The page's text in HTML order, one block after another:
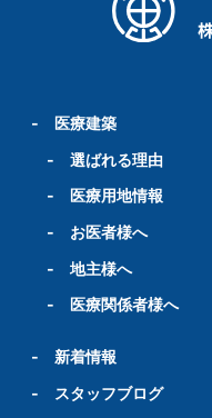
- 医療建築
- 選ばれる理由
- 医療用地情報
- お医者様へ
- 地主様へ
- 医療関係者様へ
- 新着情報
-
スタッフブログ